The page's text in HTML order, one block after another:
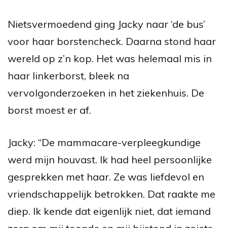
Nietsvermoedend ging Jacky naar ‘de bus’
voor haar borstencheck. Daarna stond haar
wereld op z’n kop. Het was helemaal mis in
haar linkerborst, bleek na
vervolgonderzoeken in het ziekenhuis. De
borst moest er af.
Jacky: “De mammacare-verpleegkundige
werd mijn houvast. Ik had heel persoonlijke
gesprekken met haar. Ze was liefdevol en
vriendschappelijk betrokken. Dat raakte me
diep. Ik kende dat eigenlijk niet, dat iemand